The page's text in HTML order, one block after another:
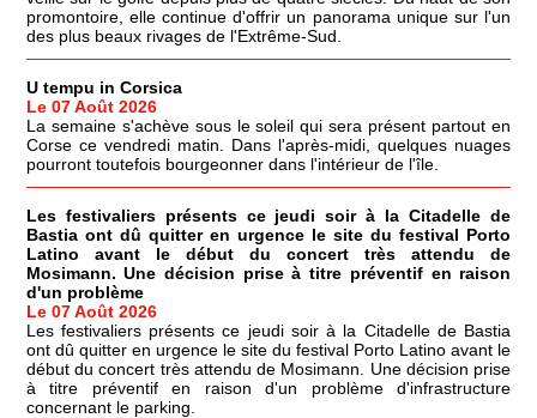
promontoire, elle continue d'offrir un panorama unique sur l'un
des plus beaux rivages de l'Extrême-Sud.
U tempu in Corsica
Le 07 Août 2026
La semaine s'achève sous le soleil qui sera présent partout en
Corse ce vendredi matin. Dans l'après-midi, quelques nuages
pourront toutefois bourgeonner dans l'intérieur de l'île.
Les festivaliers présents ce jeudi soir à la Citadelle de
Bastia ont dû quitter en urgence le site du festival Porto
Latino avant le début du concert très attendu de
Mosimann. Une décision prise à titre préventif en raison
d'un problème
Le 07 Août 2026
Les festivaliers présents ce jeudi soir à la Citadelle de Bastia
ont dû quitter en urgence le site du festival Porto Latino avant le
début du concert très attendu de Mosimann. Une décision prise
à titre préventif en raison d'un problème d'infrastructure
concernant le parking.